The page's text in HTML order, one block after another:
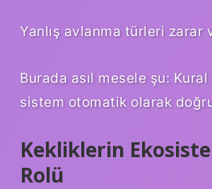
Yanlış avlanma türleri zarar
Burada asıl mesele şu:
sistem otomatik olarak
Kekliklerin
Rolü